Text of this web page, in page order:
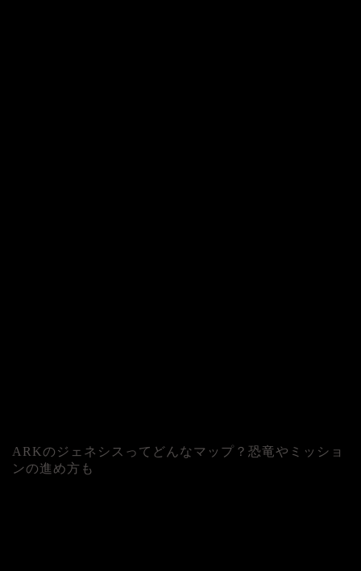
ARKのジェネシスってどんなマップ？恐竜やミッショ
ンの進め方も